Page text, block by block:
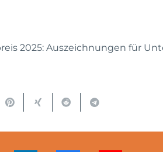
2025: Auszeichnungen für